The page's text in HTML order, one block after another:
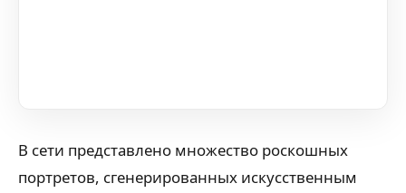
В сети представлено множество роскошных
портретов, сгенерированных искусственным